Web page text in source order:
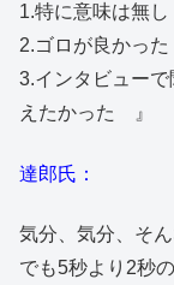
1.特に意味は無し
2.ゴロが良かった
3.インタビューで
えたかった 』
達郎氏：
気分、気分、そん
でも5秒より2秒